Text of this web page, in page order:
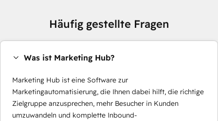
Häufig gestellte Fragen
Was ist Marketing Hub?
Marketing Hub ist eine Software zur
Marketingautomatisierung, die Ihnen dabei hilft, die richtige
Zielgruppe anzusprechen, mehr Besucher in Kunden
umzuwandeln und komplette Inbound-